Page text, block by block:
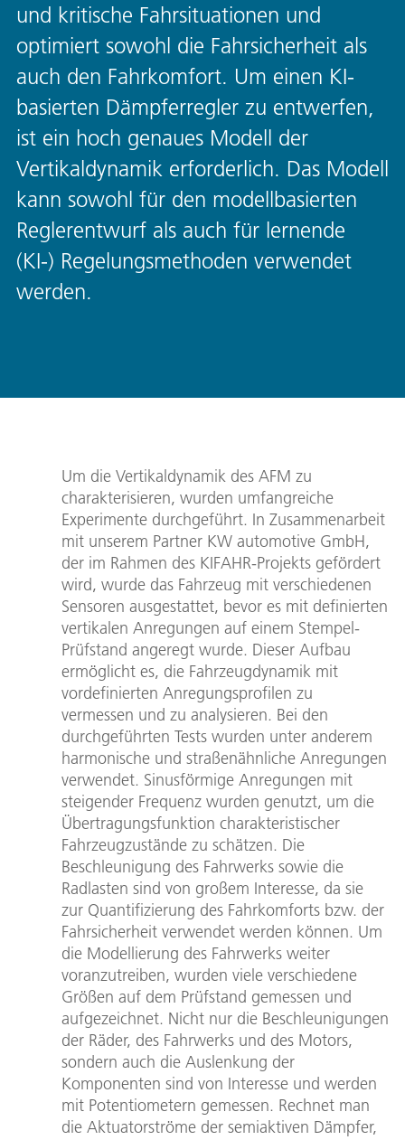
und kritische Fahrsituationen und
optimiert sowohl die Fahrsicherheit als
auch den Fahrkomfort. Um einen KI-
basierten Dämpferregler zu entwerfen,
ist ein hoch genaues Modell der
Vertikaldynamik erforderlich. Das Modell
kann sowohl für den modellbasierten
Reglerentwurf als auch für lernende
(KI-) Regelungsmethoden verwendet
werden.
Um die Vertikaldynamik des AFM zu
charakterisieren, wurden umfangreiche
Experimente durchgeführt. In Zusammenarbeit
mit unserem Partner KW automotive GmbH,
der im Rahmen des KIFAHR-Projekts gefördert
wird, wurde das Fahrzeug mit verschiedenen
Sensoren ausgestattet, bevor es mit definierten
vertikalen Anregungen auf einem Stempel-
Prüfstand angeregt wurde. Dieser Aufbau
ermöglicht es, die Fahrzeugdynamik mit
vordefinierten Anregungsprofilen zu
vermessen und zu analysieren. Bei den
durchgeführten Tests wurden unter anderem
harmonische und straßenähnliche Anregungen
verwendet. Sinusförmige Anregungen mit
steigender Frequenz wurden genutzt, um die
Übertragungsfunktion charakteristischer
Fahrzeugzustände zu schätzen. Die
Beschleunigung des Fahrwerks sowie die
Radlasten sind von großem Interesse, da sie
zur Quantifizierung des Fahrkomforts bzw. der
Fahrsicherheit verwendet werden können. Um
die Modellierung des Fahrwerks weiter
voranzutreiben, wurden viele verschiedene
Größen auf dem Prüfstand gemessen und
aufgezeichnet. Nicht nur die Beschleunigungen
der Räder, des Fahrwerks und des Motors,
sondern auch die Auslenkung der
Komponenten sind von Interesse und werden
mit Potentiometern gemessen. Rechnet man
die Aktuatorströme der semiaktiven Dämpfer,